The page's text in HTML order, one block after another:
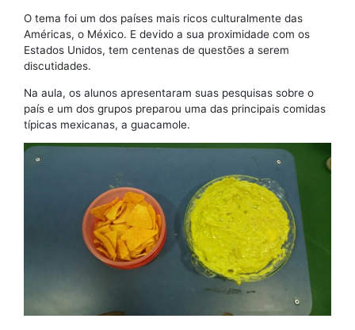
O tema foi um dos países mais ricos culturalmente das
Américas, o México. E devido a sua proximidade com os
Estados Unidos, tem centenas de questões a serem
discutidades.
Na aula, os alunos apresentaram suas pesquisas sobre o
país e um dos grupos preparou uma das principais comidas
típicas mexicanas, a guacamole.